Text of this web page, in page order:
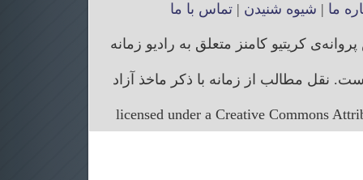
ما | شیوه شنیدن |تماس با ما
کریتیو کامنز متعلق به رادیو زمانه
نقل مطالب از زمانه با ذکر ماخذ آزاد
licensed under a Creative Commons